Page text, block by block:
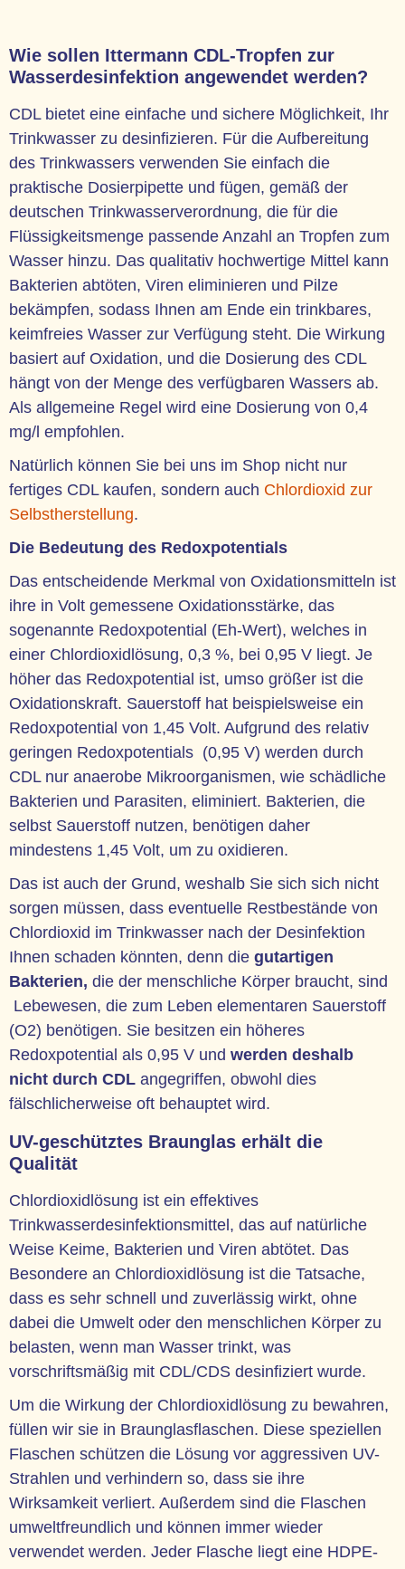
Wie sollen Ittermann CDL-Tropfen zur
Wasserdesinfektion angewendet werden?
CDL bietet eine einfache und sichere Möglichkeit, Ihr
Trinkwasser zu desinfizieren. Für die Aufbereitung
des Trinkwassers verwenden Sie einfach die
praktische Dosierpipette und fügen, gemäß der
deutschen Trinkwasserverordnung, die für die
Flüssigkeitsmenge passende Anzahl an Tropfen zum
Wasser hinzu. Das qualitativ hochwertige Mittel kann
Bakterien abtöten, Viren eliminieren und Pilze
bekämpfen, sodass Ihnen am Ende ein trinkbares,
keimfreies Wasser zur Verfügung steht. Die Wirkung
basiert auf Oxidation, und die Dosierung des CDL
hängt von der Menge des verfügbaren Wassers ab.
Als allgemeine Regel wird eine Dosierung von 0,4
mg/l empfohlen.
Natürlich können Sie bei uns im Shop nicht nur
fertiges CDL kaufen, sondern auch Chlordioxid zur
Selbstherstellung.
Die Bedeutung des Redoxpotentials
Das entscheidende Merkmal von Oxidationsmitteln ist
ihre in Volt gemessene Oxidationsstärke, das
sogenannte Redoxpotential (Eh-Wert), welches in
einer Chlordioxidlösung, 0,3 %, bei 0,95 V liegt. Je
höher das Redoxpotential ist, umso größer ist die
Oxidationskraft. Sauerstoff hat beispielsweise ein
Redoxpotential von 1,45 Volt. Aufgrund des relativ
geringen Redoxpotentials (0,95 V) werden durch
CDL nur anaerobe Mikroorganismen, wie schädliche
Bakterien und Parasiten, eliminiert. Bakterien, die
selbst Sauerstoff nutzen, benötigen daher
mindestens 1,45 Volt, um zu oxidieren.
Das ist auch der Grund, weshalb Sie sich sich nicht
sorgen müssen, dass eventuelle Restbestände von
Chlordioxid im Trinkwasser nach der Desinfektion
Ihnen schaden könnten, denn die gutartigen
Bakterien, die der menschliche Körper braucht, sind
Lebewesen, die zum Leben elementaren Sauerstoff
(O2) benötigen. Sie besitzen ein höheres
Redoxpotential als 0,95 V und werden deshalb
nicht durch CDL angegriffen, obwohl dies
fälschlicherweise oft behauptet wird.
UV-geschütztes Braunglas erhält die
Qualität
Chlordioxidlösung ist ein effektives
Trinkwasserdesinfektionsmittel, das auf natürliche
Weise Keime, Bakterien und Viren abtötet. Das
Besondere an Chlordioxidlösung ist die Tatsache,
dass es sehr schnell und zuverlässig wirkt, ohne
dabei die Umwelt oder den menschlichen Körper zu
belasten, wenn man Wasser trinkt, was
vorschriftsmäßig mit CDL/CDS desinfiziert wurde.
Um die Wirkung der Chlordioxidlösung zu bewahren,
füllen wir sie in Braunglasflaschen. Diese speziellen
Flaschen schützen die Lösung vor aggressiven UV-
Strahlen und verhindern so, dass sie ihre
Wirksamkeit verliert. Außerdem sind die Flaschen
umweltfreundlich und können immer wieder
verwendet werden. Jeder Flasche liegt eine HDPE-